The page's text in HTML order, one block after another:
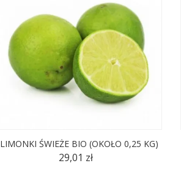
LIMONKI ŚWIEŻE BIO (OKOŁO 0,25 KG)
29,01 zł